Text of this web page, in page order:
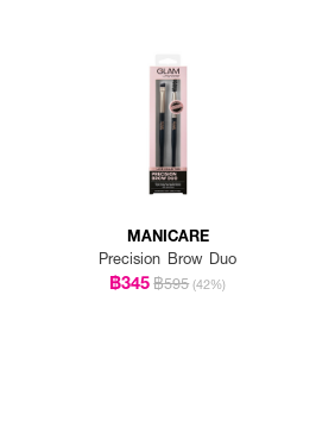
MANICARE
Precision Brow Duo
฿345฿595 (42%)